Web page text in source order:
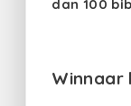
dan 100
Winnaar